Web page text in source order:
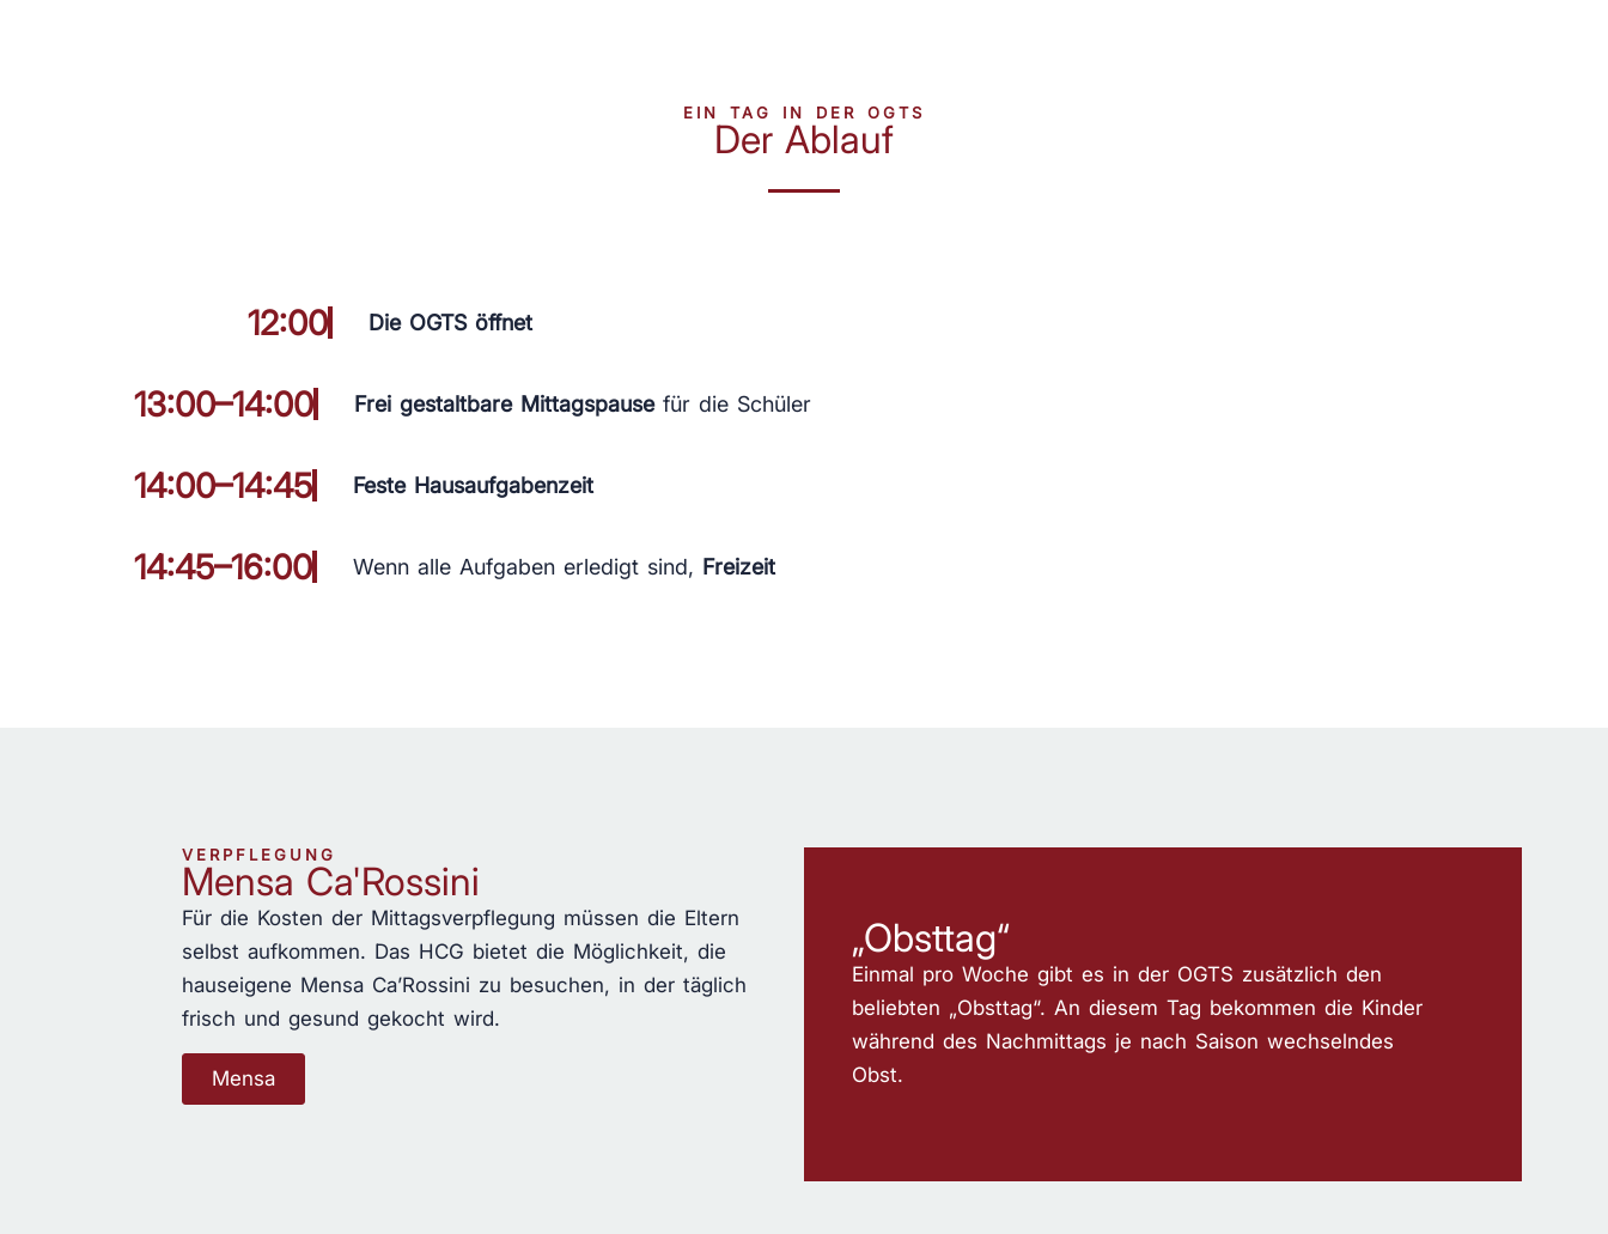
EIN TAG IN DER OGTS
Der Ablauf
12:00 Die OGTS öffnet
13:00–14:00 Frei gestaltbare Mittagspausefür die Schüler
14:00–14:45 Feste Hausaufgabenzeit
14:45–16:00 Wenn alle Aufgaben erledigt sind, Freizeit
VERPFLEGUNG
Mensa Ca'Rossini
Für die Kosten der Mittagsverpflegung müssen die Eltern
selbst aufkommen. Das HCG bietet die Möglichkeit, die
hauseigene Mensa Ca’Rossini zu besuchen, in der täglich
frisch und gesund gekocht wird.
Mensa
„Obsttag“
Einmal pro Woche gibt es in der OGTS zusätzlich den
beliebten „Obsttag“. An diesem Tag bekommen die Kinder
während des Nachmittags je nach Saison wechselndes
Obst.